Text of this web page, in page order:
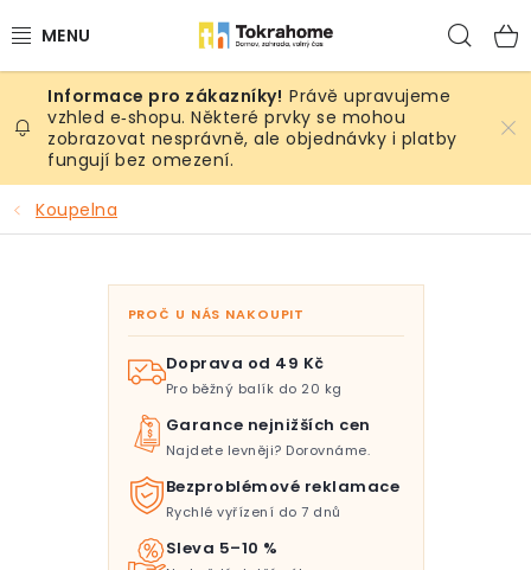
na
Výrobky
Místnosti
Venkovní prostory
Sezóna & Volný čas
Právě upravujeme
vzhled e‑shopu. Některé prvky se mohou
zobrazovat nesprávně, ale objednávky i platby
fungují bez omezení.
Koupelna
PROČ U NÁS NAKOUPIT
Doprava od 49 Kč
Pro běžný balík do 20 kg
Garance nejnižších cen
Najdete levněji? Dorovnáme.
Bezproblémové reklamace
Rychlé vyřízení do 7 dnů
Sleva 5–10 %